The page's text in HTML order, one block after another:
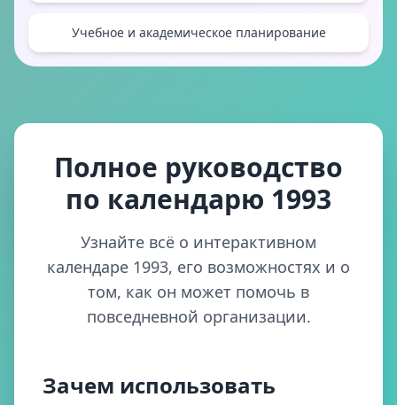
Учебное и академическое планирование
Полное руководство
по календарю 1993
Узнайте всё о интерактивном
календаре 1993, его возможностях и о
том, как он может помочь в
повседневной организации.
Зачем использовать